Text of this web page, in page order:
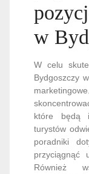
w
W celu
Bydgoszczy
które będą
turystów
poradniki
przyciągnąć
Również